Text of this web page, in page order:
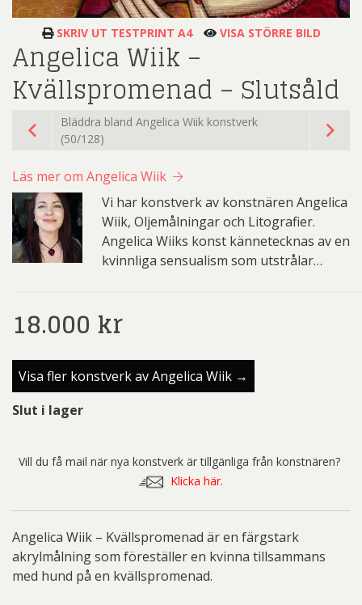
SKRIV UT TESTPRINT A4 VISA STÖRRE BILD
Angelica Wiik –
Kvällspromenad – Slutsåld
Bläddra bland Angelica Wiik konstverk
(50/128)
Läs mer om Angelica Wiik
Vi har konstverk av konstnären Angelica
Wiik, Oljemålningar och Litografier.
Angelica Wiiks konst kännetecknas av en
kvinnliga sensualism som utstrålar…
18.000 kr
Visa fler konstverk av Angelica Wiik →
Slut i lager
Vill du få mail när nya konstverk är tillgänliga från konstnären?
Klicka här.
Angelica Wiik – Kvällspromenad är en färgstark
akrylmålning som föreställer en kvinna tillsammans
med hund på en kvällspromenad.